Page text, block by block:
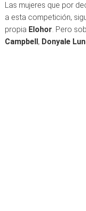
Las mujeres que por
a esta competición,
propia Elohor. Pero
Campbell, Donyale